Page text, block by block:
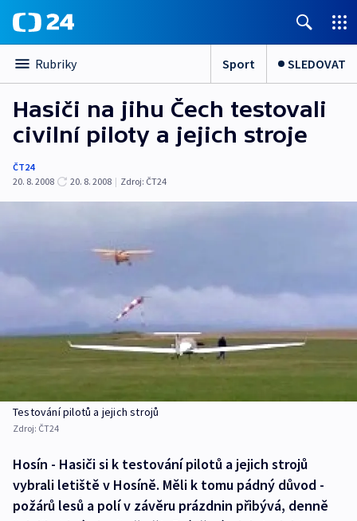
Rubriky Sport SLEDOVAT
Hasiči na jihu Čech testovali
civilní piloty a jejich stroje
ČT24
20. 8. 2008
20. 8. 2008 | Zdroj: ČT24
Testování pilotů a jejich strojů
Zdroj: ČT24
Hosín - Hasiči si k testování pilotů a jejich strojů
vybrali letiště v Hosíně. Měli k tomu pádný důvod -
požárů lesů a polí v závěru prázdnin přibývá, denně